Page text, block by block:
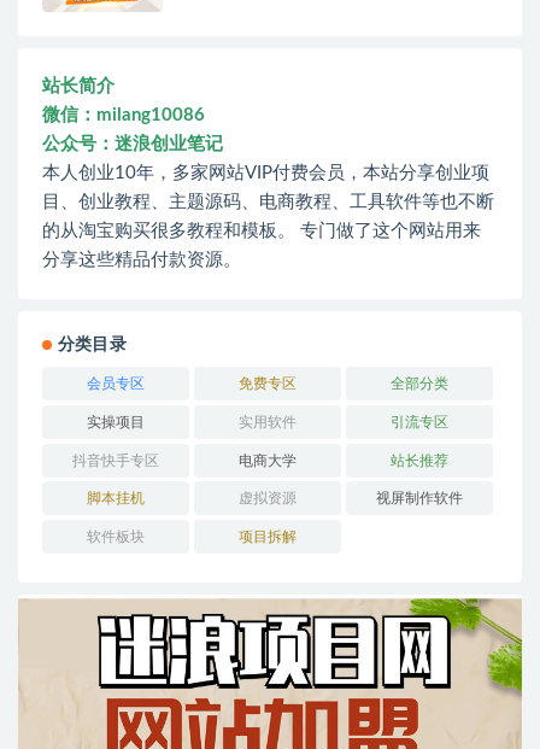
站长简介
微信：milang10086
公众号：迷浪创业笔记
本人创业10年，多家网站VIP付费会员，本站分享创业项
目、创业教程、主题源码、电商教程、工具软件等也不断
的从淘宝购买很多教程和模板。 专门做了这个网站用来
分享这些精品付款资源。
分类目录
会员专区 免费专区 全部分类
实操项目 实用软件 引流专区
抖音快手专区 电商大学 站长推荐
脚本挂机 虚拟资源 视屏制作软件
软件板块 项目拆解